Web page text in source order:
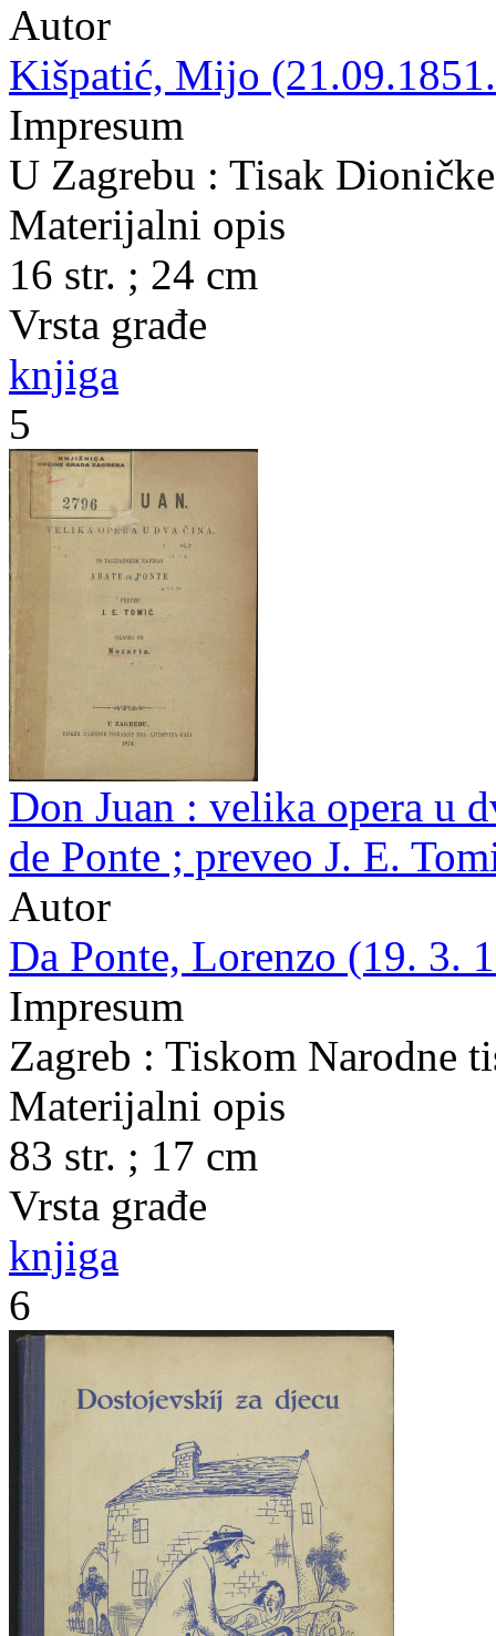
Autor
Kišpatić, Mijo
Impresum
U Zagrebu : Tisak
Materijalni opis
16 str. ; 24 cm
Vrsta građe
knjiga
5
Don Juan : velika opera u
de Ponte ; preveo J. E.
Autor
Da Ponte, Lorenzo (19. 3.
Impresum
Zagreb : Tiskom Narodne
Materijalni opis
83 str. ; 17 cm
Vrsta građe
knjiga
6